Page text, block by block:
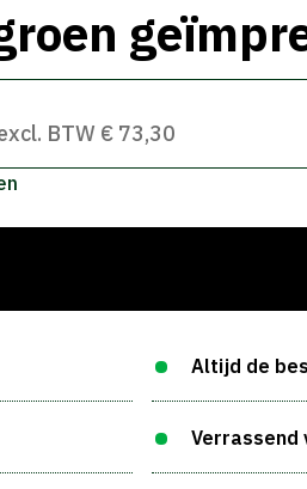
BTW € 73,30
Altijd de
Verrassend